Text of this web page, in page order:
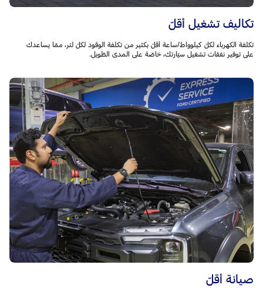
تكاليف تشغيل أقلّ
تكلفة الكهرباء لكلّ كيلوواط/ساعة أقلّ بكثير من تكلفة الوقود لكلّ لتر، ممّا يساعدك
على توفير نفقات تشغيل سيّارتك، خاصّة على المدى الطّويل.
صيانة أقلّ